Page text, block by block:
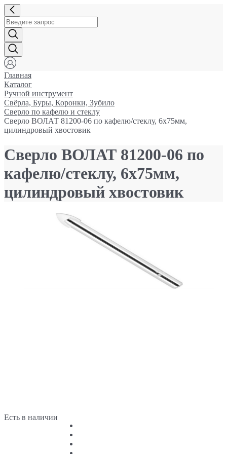
Главная
Каталог
Ручной инструмент
Свёрла, Буры, Коронки, Зубило
Сверло по кафелю и стеклу
Сверло ВОЛАТ 81200-06 по кафелю/стеклу, 6х75мм,
цилиндровый хвостовик
Сверло ВОЛАТ 81200-06 по
кафелю/стеклу, 6х75мм,
цилиндровый хвостовик
Есть в наличии